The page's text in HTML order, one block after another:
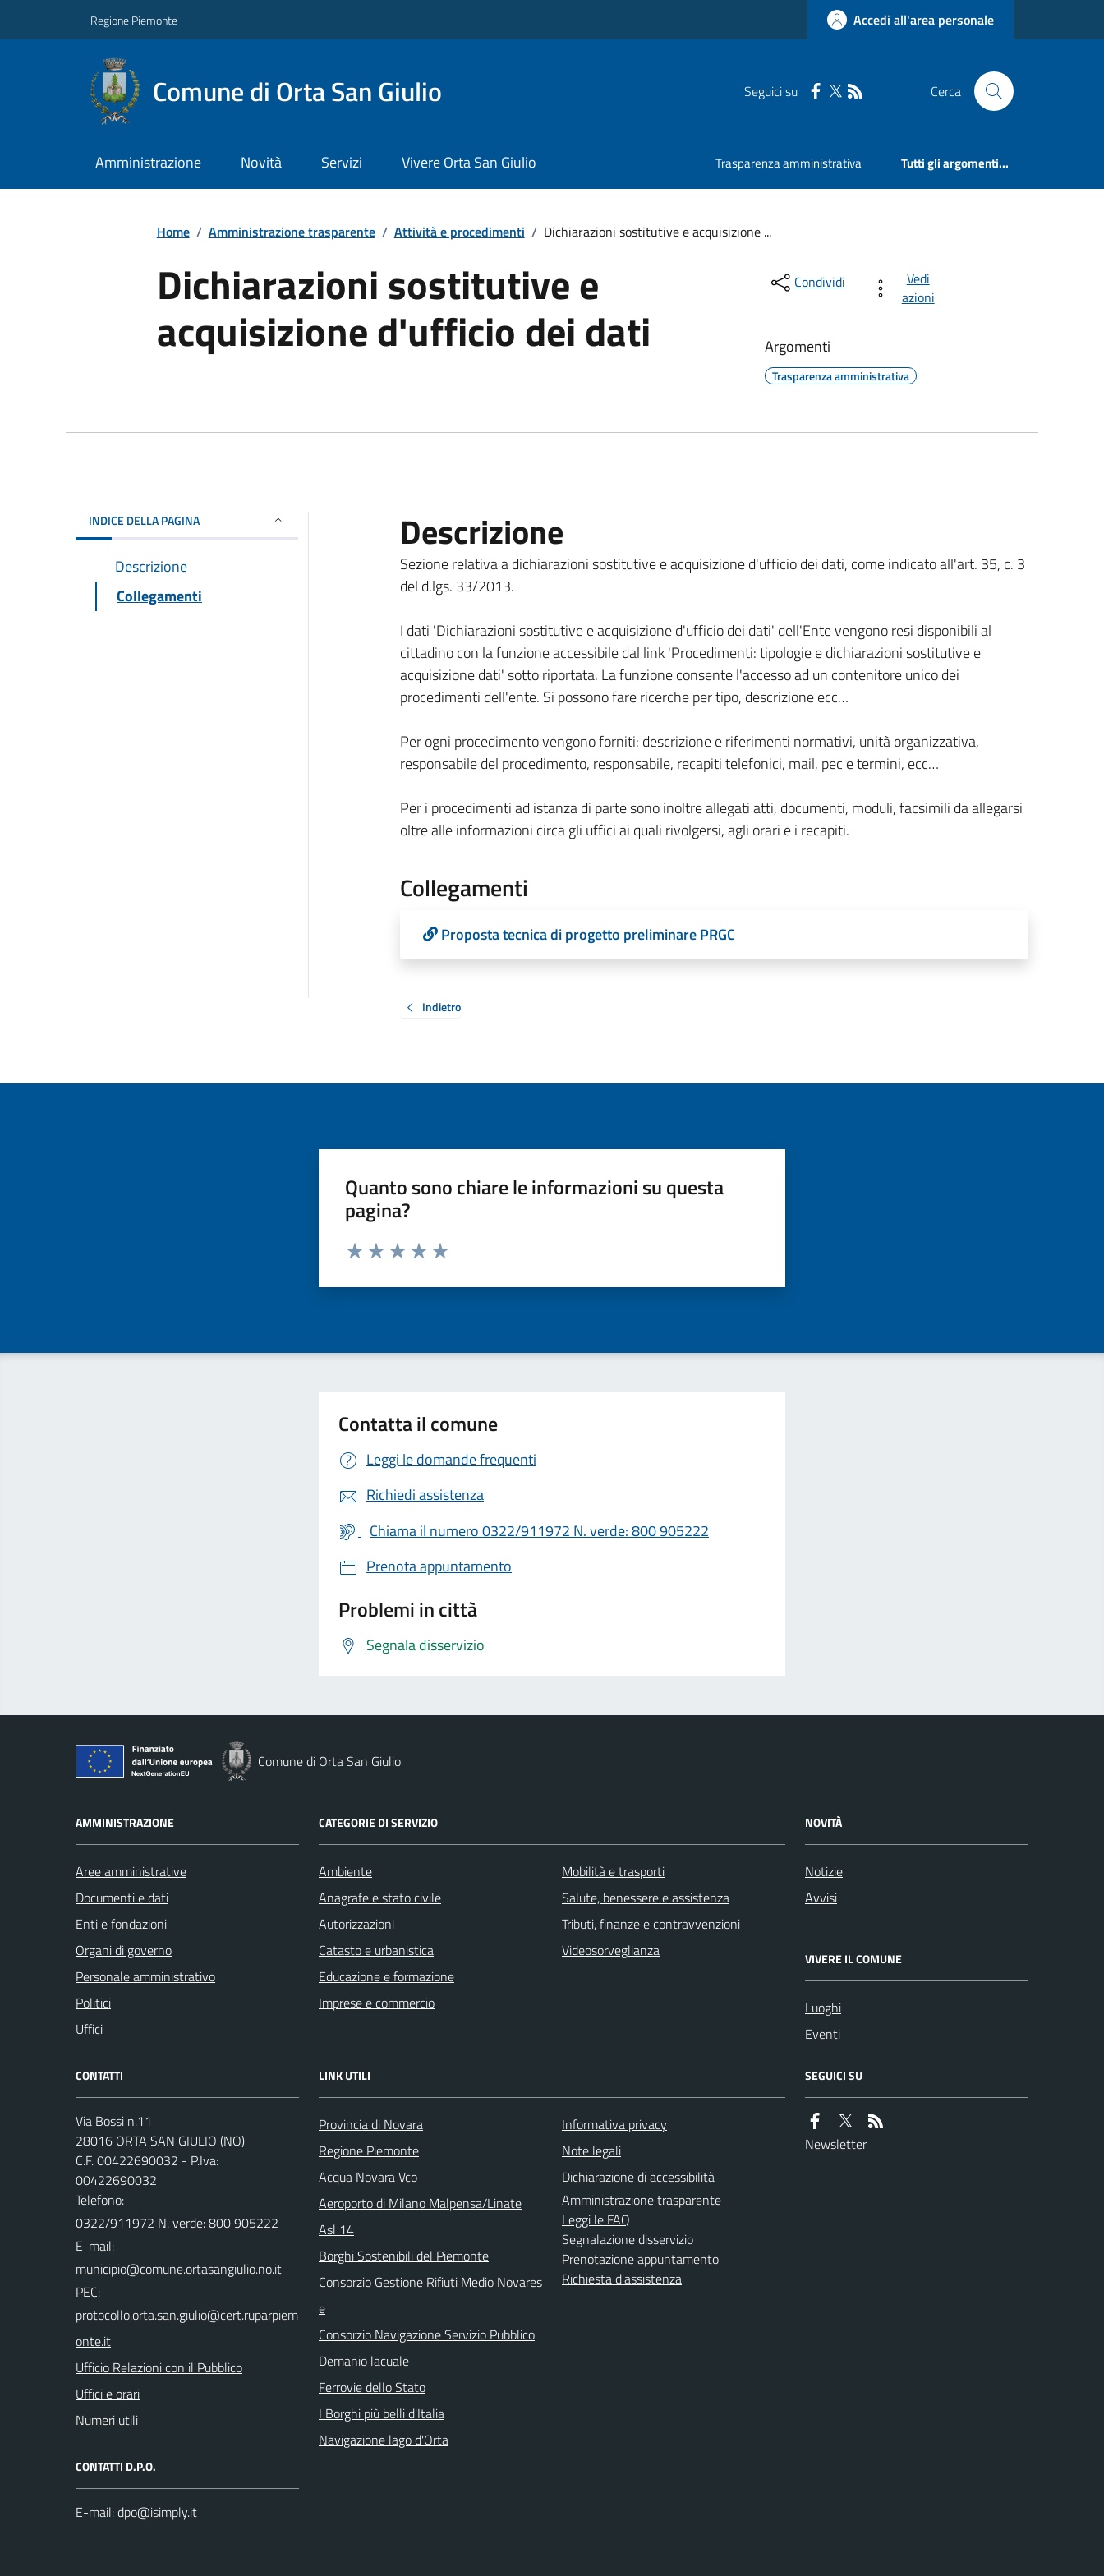
Regione Piemonte Accedi all'area personale
Comune di Orta San Giulio Seguici su Cerca
Amministrazione Novità Servizi Vivere Orta San Giulio Trasparenza amministrativa Tutti gli argomenti...
Home / Amministrazione trasparente / Attività e procedimenti / Dichiarazioni sostitutive e acquisizione ...
Dichiarazioni sostitutive e
acquisizione d'ufficio dei dati
Condividi
Vedi
azioni
Argomenti
Trasparenza amministrativa
INDICE DELLA PAGINA
Descrizione
Collegamenti
Descrizione
Sezione relativa a dichiarazioni sostitutive e acquisizione d'ufficio dei dati, come indicato all'art. 35, c. 3
del d.lgs. 33/2013.
I dati 'Dichiarazioni sostitutive e acquisizione d'ufficio dei dati' dell'Ente vengono resi disponibili al
cittadino con la funzione accessibile dal link 'Procedimenti: tipologie e dichiarazioni sostitutive e
acquisizione dati' sotto riportata. La funzione consente l'accesso ad un contenitore unico dei
procedimenti dell'ente. Si possono fare ricerche per tipo, descrizione ecc…
Per ogni procedimento vengono forniti: descrizione e riferimenti normativi, unità organizzativa,
responsabile del procedimento, responsabile, recapiti telefonici, mail, pec e termini, ecc…
Per i procedimenti ad istanza di parte sono inoltre allegati atti, documenti, moduli, facsimili da allegarsi
oltre alle informazioni circa gli uffici ai quali rivolgersi, agli orari e i recapiti.
Collegamenti
Proposta tecnica di progetto preliminare PRGC
Indietro
Quanto sono chiare le informazioni su questa
pagina?
Valuta da 1 a 5 stelle la pagina
Contatta il comune
Leggi le domande frequenti
Richiedi assistenza
Chiama il numero 0322/911972 N. verde: 800 905222
Prenota appuntamento
Problemi in città
Segnala disservizio
Comune di Orta San Giulio
AMMINISTRAZIONE
Aree amministrative
Documenti e dati
Enti e fondazioni
Organi di governo
Personale amministrativo
Politici
Uffici
CATEGORIE DI SERVIZIO
Ambiente
Anagrafe e stato civile
Autorizzazioni
Catasto e urbanistica
Educazione e formazione
Imprese e commercio
Mobilità e trasporti
Salute, benessere e assistenza
Tributi, finanze e contravvenzioni
Videosorveglianza
NOVITÀ
Notizie
Avvisi
VIVERE IL COMUNE
Luoghi
Eventi
CONTATTI
Via Bossi n.11
28016 ORTA SAN GIULIO (NO)
C.F. 00422690032 - P.Iva:
00422690032
Telefono:
0322/911972 N. verde: 800 905222
E-mail:
PEC:
Ufficio Relazioni con il Pubblico
Uffici e orari
Numeri utili
CONTATTI D.P.O.
E-mail:
LINK UTILI
Provincia di Novara
Regione Piemonte
Acqua Novara Vco
Aeroporto di Milano Malpensa/Linate
Asl 14
Borghi Sostenibili del Piemonte
Consorzio Gestione Rifiuti Medio Novares
e
Consorzio Navigazione Servizio Pubblico
Demanio lacuale
Ferrovie dello Stato
I Borghi più belli d'Italia
Navigazione lago d'Orta
Informativa privacy
Note legali
Dichiarazione di accessibilità
Amministrazione trasparente
Leggi le FAQ
Segnalazione disservizio
Prenotazione appuntamento
Richiesta d'assistenza
SEGUICI SU
Newsletter